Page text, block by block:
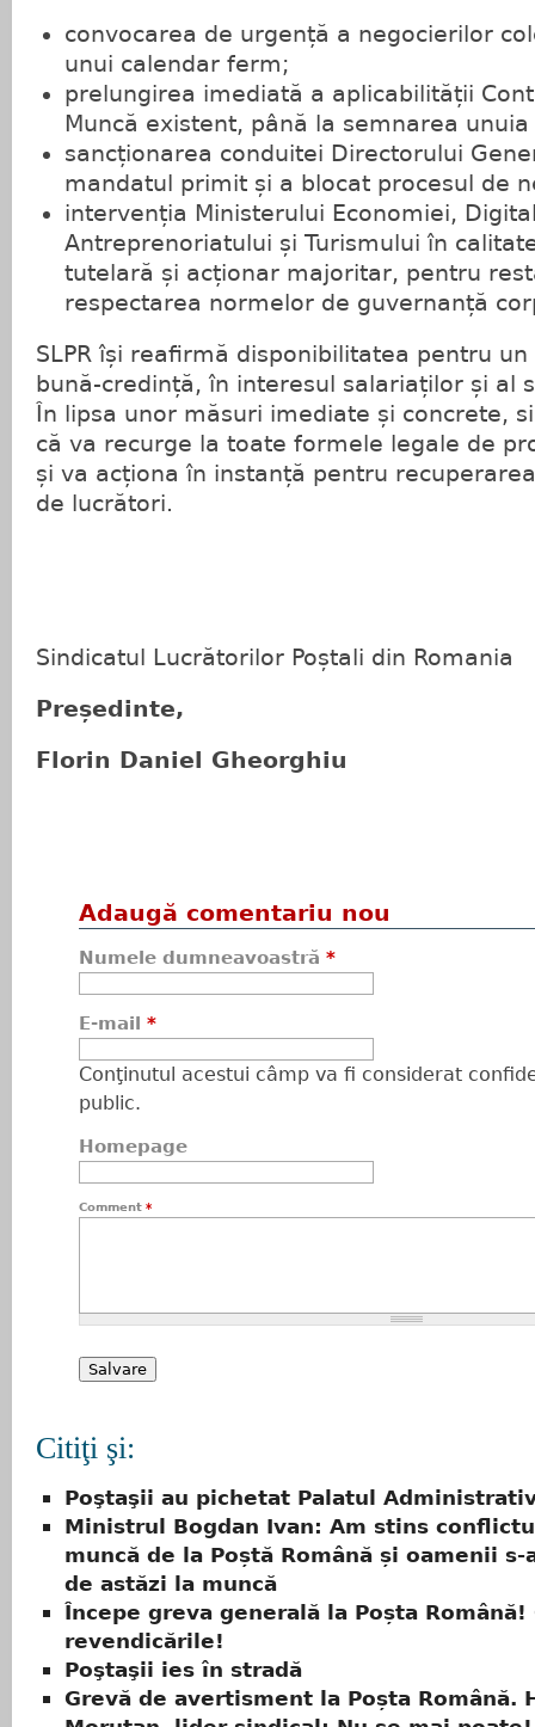
convocarea de urgență a negocierilor
unui calendar ferm;
prelungirea imediată a aplicabilității
Muncă existent, până la semnarea unuia
sancționarea conduitei Directorului
mandatul primit și a blocat procesul de
intervenția Ministerului Economiei,
Antreprenoriatului și Turismului în
tutelară și acționar majoritar, pentru
respectarea normelor de guvernanță
SLPR își reafirmă disponibilitatea pentru
bună-credință, în interesul salariaților și al
În lipsa unor măsuri imediate și concrete,
că va recurge la toate formele legale de
și va acționa în instanță pentru
de lucrători.
Sindicatul Lucrătorilor Poștali din Romania
Președinte,
Florin Daniel Gheorghiu
Adaugă comentariu nou
Numele dumneavoastră *
E-mail *
Conţinutul acestui câmp va fi considerat
public.
Homepage
Comment *
Citiţi şi:
Poştaşii au pichetat Palatul
Ministrul Bogdan Ivan: Am stins
muncă de la Poștă Română și oamenii
de astăzi la muncă
Începe greva generală la Poșta Română!
revendicările!
Poştaşii ies în stradă
Grevă de avertisment la Poșta Română.